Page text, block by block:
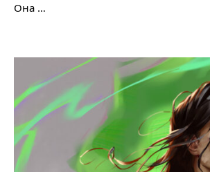
Она …